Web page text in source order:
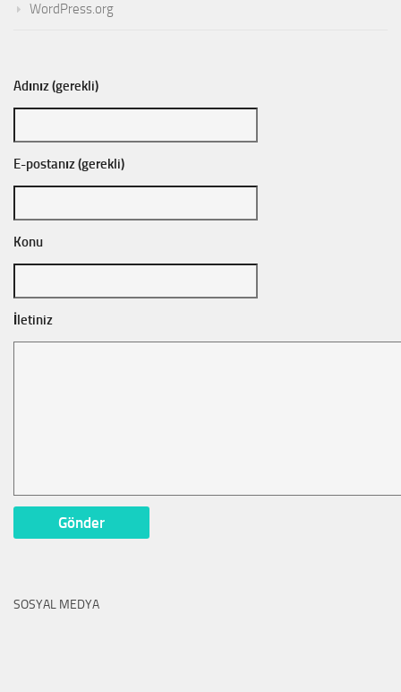
WordPress.org
Adınız (gerekli)
E-postanız (gerekli)
Konu
İletiniz
SOSYAL MEDYA